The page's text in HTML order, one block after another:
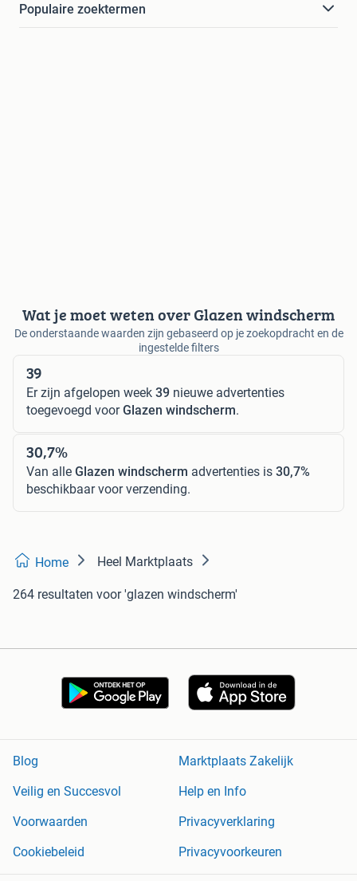
Populaire zoektermen
Wat je moet weten over Glazen windscherm
De onderstaande waarden zijn gebaseerd op je zoekopdracht en de
ingestelde filters
39
Er zijn afgelopen week 39 nieuwe advertenties
toegevoegd voorGlazen windscherm.
30,7%
Van alle Glazen windscherm advertenties is 30,7%
beschikbaar voor verzending.
Home Heel Marktplaats
264 resultaten voor 'glazen windscherm'
Blog
Marktplaats Zakelijk
Veilig en Succesvol
Help en Info
Voorwaarden
Privacyverklaring
Cookiebeleid
Privacyvoorkeuren